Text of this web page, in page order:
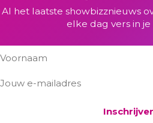
Al het laatste showbizznieuws
elke dag vers in je